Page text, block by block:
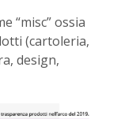
“misc” ossia
(cartoleria,
design,